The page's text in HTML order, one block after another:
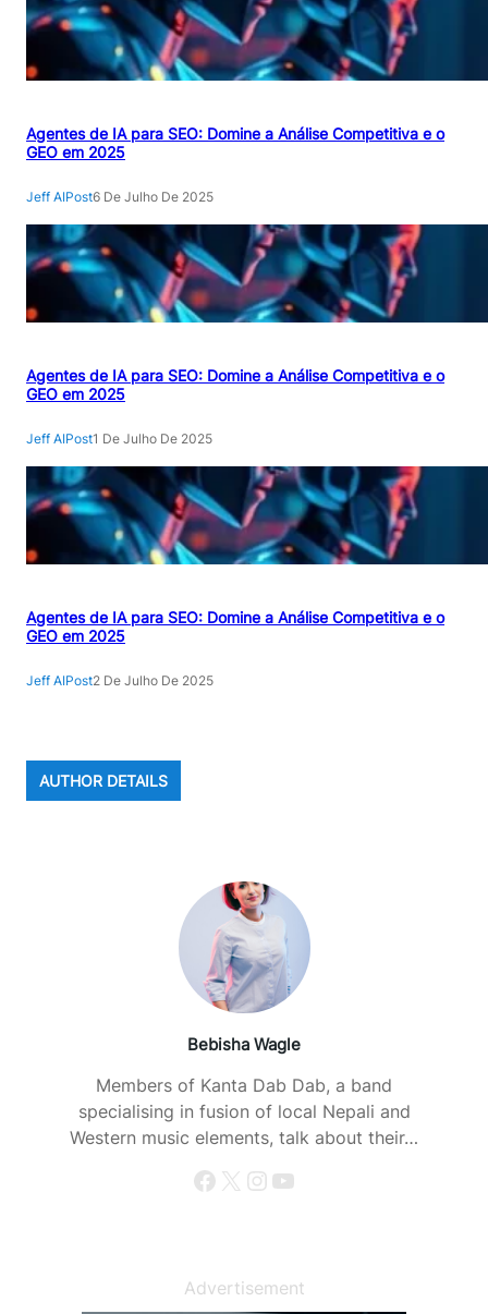
Agentes de IA para SEO: Domine a Análise Competitiva e o
GEO em 2025
Jeff AIPost6 De Julho De 2025
Agentes de IA para SEO: Domine a Análise Competitiva e o
GEO em 2025
Jeff AIPost1 De Julho De 2025
Agentes de IA para SEO: Domine a Análise Competitiva e o
GEO em 2025
Jeff AIPost2 De Julho De 2025
AUTHOR DETAILS
Bebisha Wagle
Members of Kanta Dab Dab, a band
specialising in fusion of local Nepali and
Western music elements, talk about their…
Facebook X Instagram YouTube
Advertisement